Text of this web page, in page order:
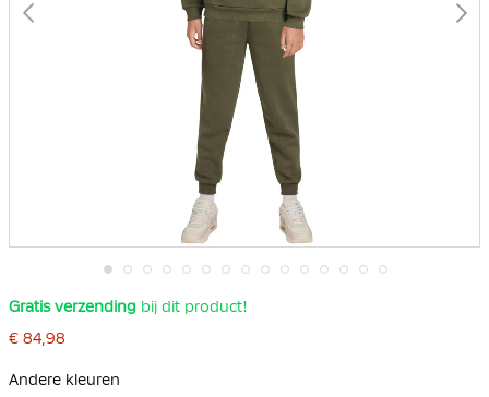
naar
begin
de
Gratis verzending bij dit product!
€ 84,98
Andere kleuren